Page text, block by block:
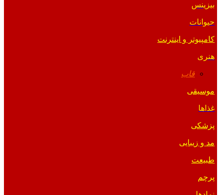
بیزینس
حیوانات
کامپیوتر و اینترنت
هنری
قاب
موسیقی
غذاها
پزشکی
مد و زیبایی
طبیعت
پرچم